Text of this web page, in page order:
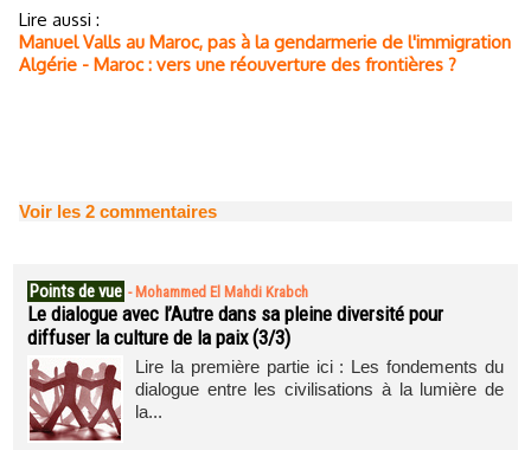
Lire aussi :
Manuel Valls au Maroc, pas à la gendarmerie de l'immigration
Algérie - Maroc : vers une réouverture des frontières ?
Voir les 2 commentaires
Points de vue - Mohammed El Mahdi Krabch
Le dialogue avec l’Autre dans sa pleine diversité pour
diffuser la culture de la paix (3/3)
Lire la première partie ici : Les fondements du
dialogue entre les civilisations à la lumière de
la...